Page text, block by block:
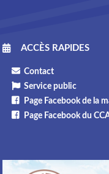
ACCÈS RAPIDES
Contact
Service public
Page Facebook de la
Page Facebook du